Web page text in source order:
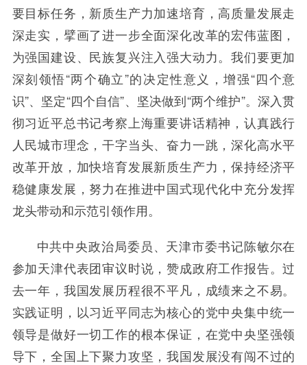
要目标任务，新质生产力加速培育，高质量发展走
深走实，擘画了进一步全面深化改革的宏伟蓝图，
为强国建设、民族复兴注入强大动力。我们要更加
深刻领悟“两个确立”的决定性意义，增强“四个意
识”、坚定“四个自信”、坚决做到“两个维护”。深入贯
彻习近平总书记考察上海重要讲话精神，认真践行
人民城市理念，干字当头、奋力一跳，深化高水平
改革开放，加快培育发展新质生产力，保持经济平
稳健康发展，努力在推进中国式现代化中充分发挥
龙头带动和示范引领作用。
中共中央政治局委员、天津市委书记陈敏尔在
参加天津代表团审议时说，赞成政府工作报告。过
去一年，我国发展历程很不平凡，成绩来之不易。
实践证明，以习近平同志为核心的党中央集中统一
领导是做好一切工作的根本保证，在党中央坚强领
导下，全国上下聚力攻坚，我国发展没有闯不过的